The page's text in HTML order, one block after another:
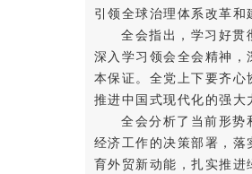
引领全球治理体系改革
全会指出，学习好贯
深入学习领会全会精神
本保证。全党上下要齐
推进中国式现代化的强大
全会分析了当前形势
经济工作的决策部署，
育外贸新动能，扎实推